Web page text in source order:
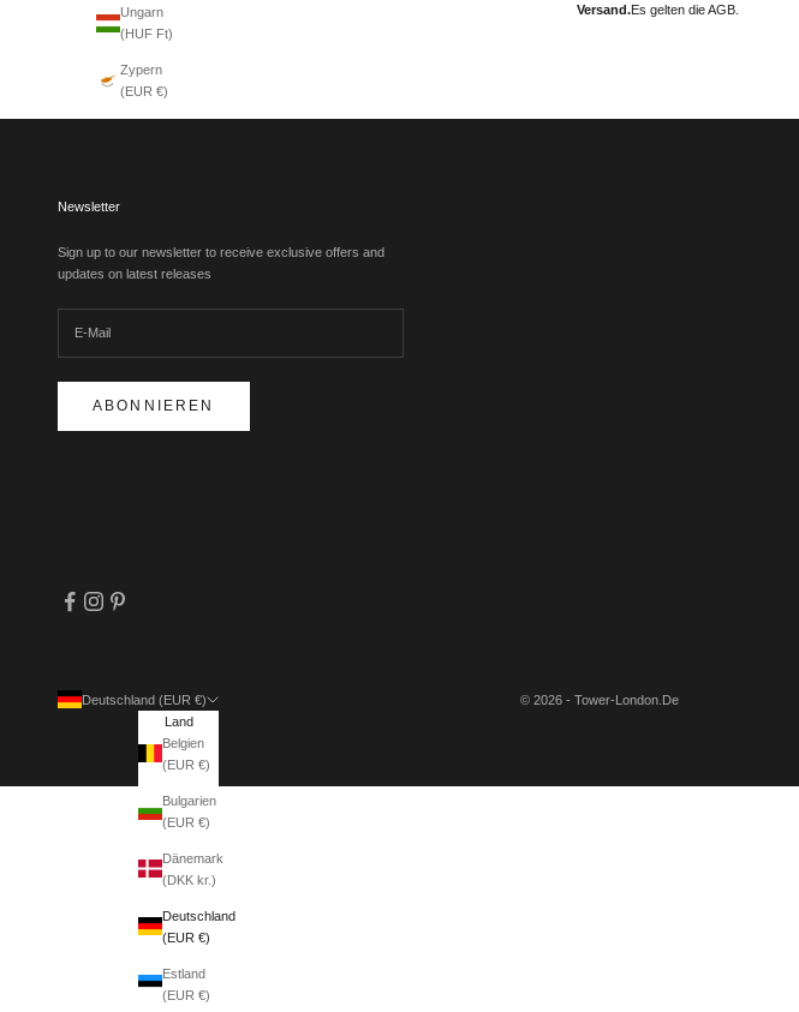
Ungarn
(HUF Ft)
Zypern
(EUR €)
Versand.Es gelten die AGB.
Newsletter
Sign up to our newsletter to receive exclusive offers and
updates on latest releases
ABONNIEREN
Deutschland (EUR €)
Land
Belgien
(EUR €)
Bulgarien
(EUR €)
Dänemark
(DKK kr.)
Deutschland
(EUR €)
Estland
(EUR €)
© 2026 - Tower-London.De